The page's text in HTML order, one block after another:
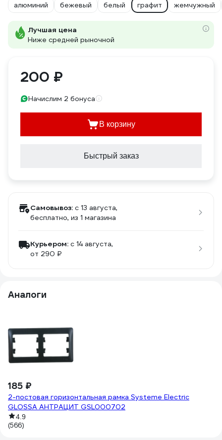
алюминий
бежевый белый графит жемчужный
Лучшая цена
Ниже средней рыночной
200 ₽
Начислим 2 бонуса
В корзину
Быстрый заказ
Самовывоз: c 13 августа,
бесплатно, из 1 магазина
Курьером: c 14 августа,
от 290 ₽
Аналоги
185 ₽
2-постовая горизонтальная рамка Systeme Electric
GLOSSA АНТРАЦИТ GSL000702
4.9
(566)